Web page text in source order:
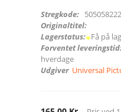
Stregkode:
Originaltitel:
Lagerstatus: Få på
Forventet
hverdage
Udgiver Universal